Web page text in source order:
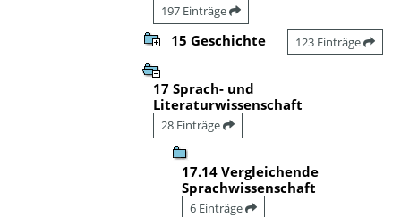
197 Einträge
15 Geschichte 123 Einträge
17 Sprach- und
Literaturwissenschaft
28 Einträge
17.14 Vergleichende
Sprachwissenschaft
6 Einträge